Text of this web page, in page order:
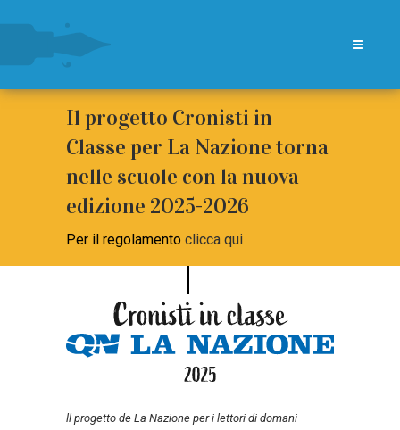
Il progetto Cronisti in
Classe per La Nazione torna
nelle scuole con la nuova
edizione 2025-2026
Per il regolamento clicca qui
ll progetto de La Nazione per i lettori di domani